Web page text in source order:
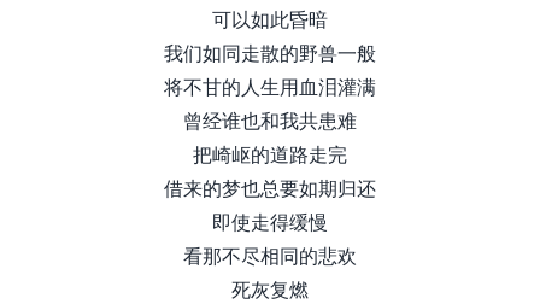
可以如此昏暗
我们如同走散的野兽一般
将不甘的人生用血泪灌满
曾经谁也和我共患难
把崎岖的道路走完
借来的梦也总要如期归还
即使走得缓慢
看那不尽相同的悲欢
死灰复燃